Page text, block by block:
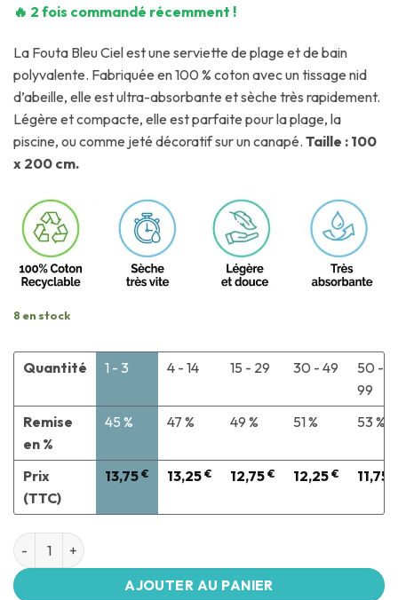
🔥 2 fois commandé récemment !
La Fouta Bleu Ciel est une serviette de plage et de bain
polyvalente. Fabriquée en 100 % coton avec un tissage nid
d’abeille, elle est ultra-absorbante et sèche très rapidement.
Légère et compacte, elle est parfaite pour la plage, la
piscine, ou comme jeté décoratif sur un canapé. Taille : 100
x 200 cm.
8 en stock
Quantité
Remise
en %
Prix
(TTC)
1 - 3
45 %
13,75 €
4 - 14
47 %
13,25 €
15 - 29
49 %
12,75 €
30 - 49
51 %
12,25 €
50 -
99
53 %
11,75
AJOUTER AU PANIER